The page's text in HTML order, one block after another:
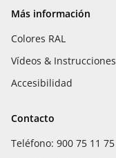
Más información
Colores RAL
Vídeos & Instrucciones
Accesibilidad
Contacto
Teléfono: 900 75 11 75